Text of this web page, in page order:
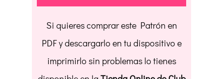
Si quieres comprar este Patrón en
PDF y descargarlo en tu dispositivo e
imprimirlo sin problemas lo tienes